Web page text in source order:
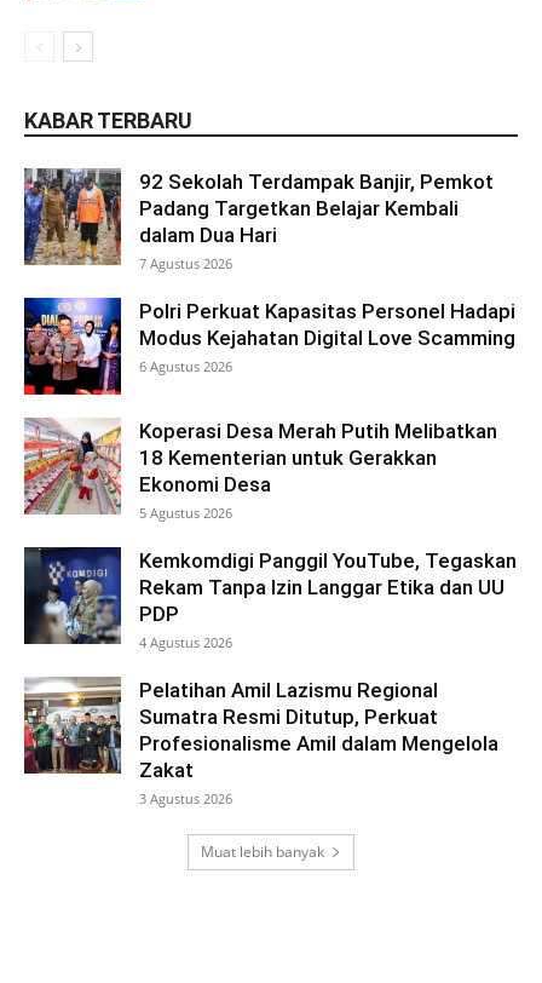
KABAR TERBARU
92 Sekolah Terdampak Banjir, Pemkot
Padang Targetkan Belajar Kembali
dalam Dua Hari
7 Agustus 2026
Polri Perkuat Kapasitas Personel Hadapi
Modus Kejahatan Digital Love Scamming
6 Agustus 2026
Koperasi Desa Merah Putih Melibatkan
18 Kementerian untuk Gerakkan
Ekonomi Desa
5 Agustus 2026
Kemkomdigi Panggil YouTube, Tegaskan
Rekam Tanpa Izin Langgar Etika dan UU
PDP
4 Agustus 2026
Pelatihan Amil Lazismu Regional
Sumatra Resmi Ditutup, Perkuat
Profesionalisme Amil dalam Mengelola
Zakat
3 Agustus 2026
Muat lebih banyak